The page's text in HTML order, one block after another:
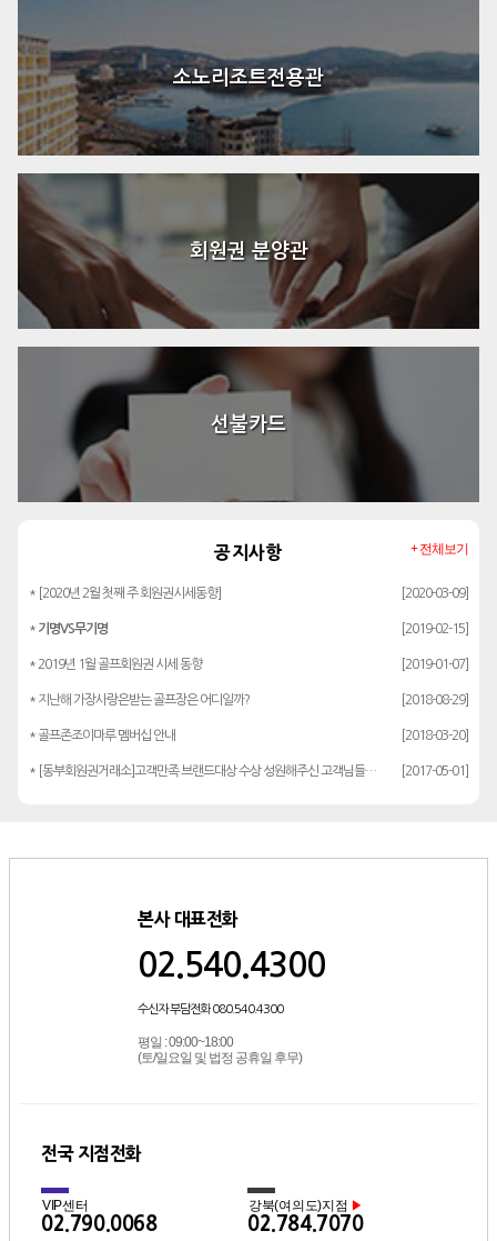
소노리조트전용관
회원권 분양관
선불카드
공지사항
* [2020년 2월 첫째 주 회원권시세동향] [2020-03-09]
* 기명VS무기명 [2019-02-15]
* 2019년 1월 골프회원권 시세 동향 [2019-01-07]
* 지난해 가장사랑은받는 골프장은 어디일까? [2018-08-29]
* 골프존조이마루 멤버십 안내 [2018-03-20]
* [동부회원권거래소]고객만족 브랜드대상 수상 성원해주신 고객님들께 감사드립… [2017-05-01]
+ 전체보기
본사 대표전화
02.540.4300
수신자 부담전화 080.540.4300
평일 : 09:00~18:00
(토/일요일 및 법정 공휴일 후무)
전국 지점전화
VIP센터
02.790.0068
강북(여의도)지점 ▶
02.784.7070